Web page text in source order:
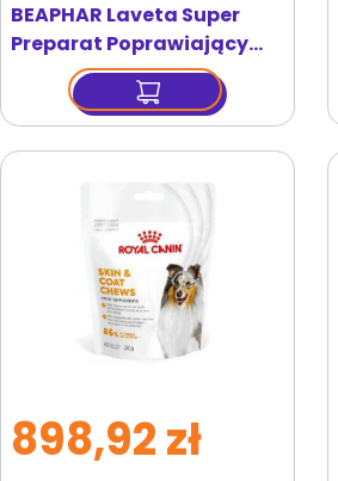
BEAPHAR Laveta Super
Preparat Poprawiający
Kondycję Sierści Dla Psa 50
898,92 zł